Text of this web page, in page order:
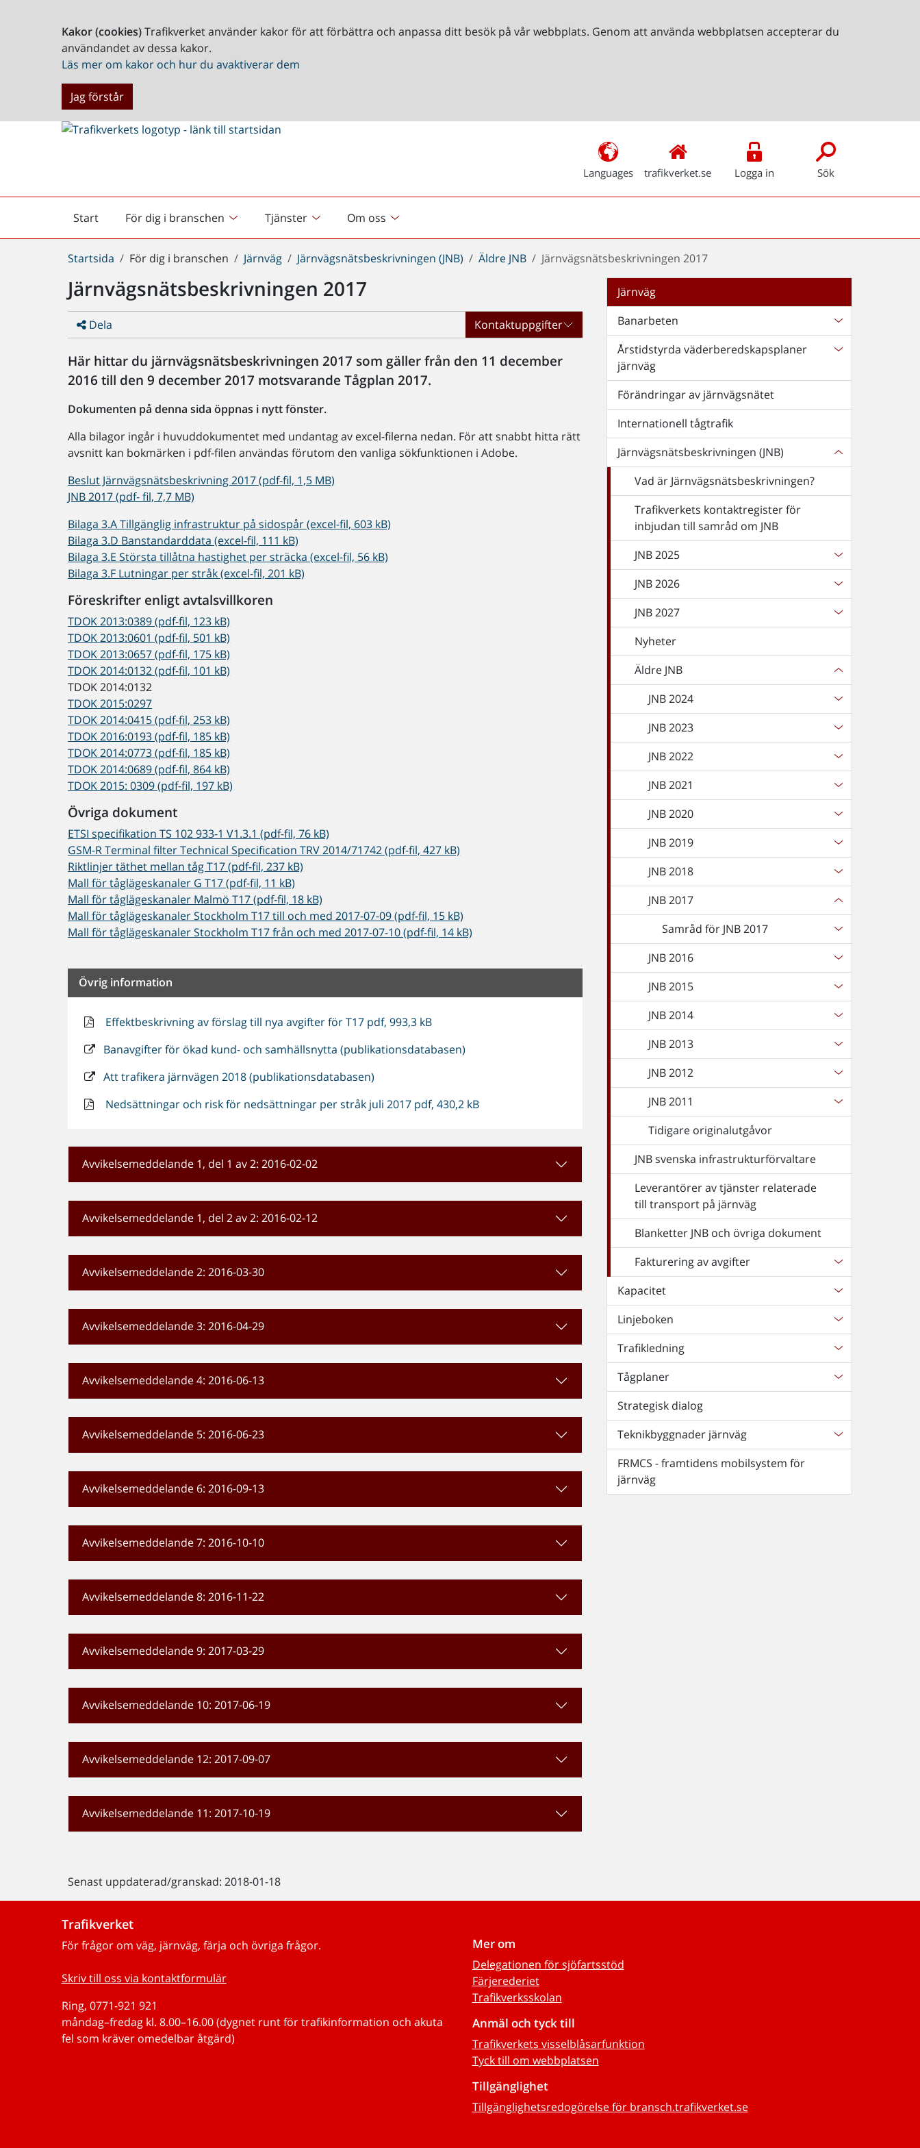
Kakor (cookies)Trafikverket använder kakor för att förbättra och anpassa ditt besök på vår webbplats. Genom att använda webbplatsen accepterar du
användandet av dessa kakor.
Läs mer om kakor och hur du avaktiverar dem
Jag förstår
Languages trafikverket.se Logga in Sök
Start
Startsida För dig i branschen Tjänster Om oss
Du
här:
Startsida För dig i branschen Järnväg Järnvägsnätsbeskrivningen (JNB) Äldre JNB Järnvägsnätsbeskrivningen 2017
Järnvägsnätsbeskrivningen 2017
Dela Kontaktuppgifter
Här hittar du järnvägsnätsbeskrivningen 2017 som gäller från den 11 december
2016 till den 9 december 2017 motsvarande Tågplan 2017.
Dokumenten på denna sida öppnas i nytt fönster.
Alla bilagor ingår i huvuddokumentet med undantag av excel-filerna nedan. För att snabbt hitta rätt
avsnitt kan bokmärken i pdf-filen användas förutom den vanliga sökfunktionen i Adobe.
Beslut Järnvägsnätsbeskrivning 2017 (pdf-fil, 1,5 MB)
JNB 2017 (pdf- fil, 7,7 MB)
Bilaga 3.A Tillgänglig infrastruktur på sidospår (excel-fil, 603 kB)
Bilaga 3.D Banstandarddata (excel-fil, 111 kB)
Bilaga 3.E Största tillåtna hastighet per sträcka (excel-fil, 56 kB)
Bilaga 3.F Lutningar per stråk (excel-fil, 201 kB)
Föreskrifter enligt avtalsvillkoren
TDOK 2013:0389 (pdf-fil, 123 kB)
TDOK 2013:0601 (pdf-fil, 501 kB)
TDOK 2013:0657 (pdf-fil, 175 kB)
TDOK 2014:0132 (pdf-fil, 101 kB)
TDOK 2014:0132
TDOK 2015:0297
TDOK 2014:0415 (pdf-fil, 253 kB)
TDOK 2016:0193 (pdf-fil, 185 kB)
TDOK 2014:0773 (pdf-fil, 185 kB)
TDOK 2014:0689 (pdf-fil, 864 kB)
TDOK 2015: 0309 (pdf-fil, 197 kB)
Övriga dokument
ETSI specifikation TS 102 933-1 V1.3.1 (pdf-fil, 76 kB)
GSM-R Terminal filter Technical Specification TRV 2014/71742 (pdf-fil, 427 kB)
Riktlinjer täthet mellan tåg T17 (pdf-fil, 237 kB)
Mall för tåglägeskanaler G T17 (pdf-fil, 11 kB)
Mall för tåglägeskanaler Malmö T17 (pdf-fil, 18 kB)
Mall för tåglägeskanaler Stockholm T17 till och med 2017-07-09 (pdf-fil, 15 kB)
Mall för tåglägeskanaler Stockholm T17 från och med 2017-07-10 (pdf-fil, 14 kB)
Övrig information
Effektbeskrivning av förslag till nya avgifter för T17 pdf, 993,3 kB
Banavgifter för ökad kund- och samhällsnytta (publikationsdatabasen)
Att trafikera järnvägen 2018 (publikationsdatabasen)
Nedsättningar och risk för nedsättningar per stråk juli 2017 pdf, 430,2 kB
Avvikelsemeddelande 1, del 1 av 2: 2016-02-02
Avvikelsemeddelande 1, del 2 av 2: 2016-02-12
Avvikelsemeddelande 2: 2016-03-30
Avvikelsemeddelande 3: 2016-04-29
Avvikelsemeddelande 4: 2016-06-13
Avvikelsemeddelande 5: 2016-06-23
Avvikelsemeddelande 6: 2016-09-13
Avvikelsemeddelande 7: 2016-10-10
Avvikelsemeddelande 8: 2016-11-22
Avvikelsemeddelande 9: 2017-03-29
Avvikelsemeddelande 10: 2017-06-19
Avvikelsemeddelande 12: 2017-09-07
Avvikelsemeddelande 11: 2017-10-19
Senast uppdaterad/granskad: 2018-01-18
Järnväg
Banarbeten
Årstidstyrda väderberedskapsplaner
järnväg
Förändringar av järnvägsnätet
Internationell tågtrafik
Järnvägsnätsbeskrivningen (JNB)
Vad är Järnvägsnätsbeskrivningen?
Trafikverkets kontaktregister för
inbjudan till samråd om JNB
JNB 2025
JNB 2026
JNB 2027
Nyheter
Äldre JNB
JNB 2024
JNB 2023
JNB 2022
JNB 2021
JNB 2020
JNB 2019
JNB 2018
JNB 2017
Samråd för JNB 2017
JNB 2016
JNB 2015
JNB 2014
JNB 2013
JNB 2012
JNB 2011
Tidigare originalutgåvor
JNB svenska infrastrukturförvaltare
Leverantörer av tjänster relaterade
till transport på järnväg
Blanketter JNB och övriga dokument
Fakturering av avgifter
Kapacitet
Linjeboken
Trafikledning
Tågplaner
Strategisk dialog
Teknikbyggnader järnväg
FRMCS - framtidens mobilsystem för
järnväg
Trafikverket
För frågor om väg, järnväg, färja och övriga frågor.
Skriv till oss via kontaktformulär
Ring, 0771-921 921
måndag–fredag kl. 8.00–16.00 (dygnet runt för trafikinformation och akuta
fel som kräver omedelbar åtgärd)
Mer om
Delegationen för sjöfartsstöd
Färjerederiet
Trafikverksskolan
Anmäl och tyck till
Trafikverkets visselblåsarfunktion
Tyck till om webbplatsen
Tillgänglighet
Tillgänglighetsredogörelse för bransch.trafikverket.se